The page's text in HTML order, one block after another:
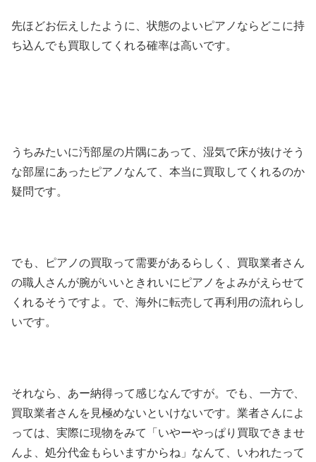
先ほどお伝えしたように、状態のよいピアノならどこに持
ち込んでも買取してくれる確率は高いです。
うちみたいに汚部屋の片隅にあって、湿気で床が抜けそう
な部屋にあったピアノなんて、本当に買取してくれるのか
疑問です。
でも、ピアノの買取って需要があるらしく、買取業者さん
の職人さんが腕がいいときれいにピアノをよみがえらせて
くれるそうですよ。で、海外に転売して再利用の流れらし
いです。
それなら、あー納得って感じなんですが。でも、一方で、
買取業者さんを見極めないといけないです。業者さんによ
っては、実際に現物をみて「いやーやっぱり買取できませ
んよ、処分代金もらいますからね」なんて、いわれたって